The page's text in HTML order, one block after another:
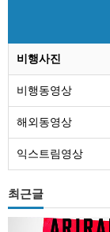
비행사진
비행동영상
해외동영상
익스트림영상
최근글